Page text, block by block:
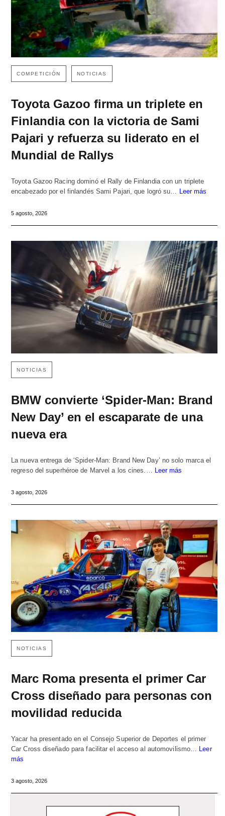
COMPETICIÓN NOTICIAS
Toyota Gazoo firma un triplete en
Finlandia con la victoria de Sami
Pajari y refuerza su liderato en el
Mundial de Rallys
Toyota Gazoo Racing dominó el Rally de Finlandia con un triplete
encabezado por el finlandés Sami Pajari, que logró su… Leer más
5 agosto, 2026
NOTICIAS
BMW convierte ‘Spider-Man: Brand
New Day’ en el escaparate de una
nueva era
La nueva entrega de ‘Spider-Man: Brand New Day’ no solo marca el
regreso del superhéroe de Marvel a los cines.… Leer más
3 agosto, 2026
NOTICIAS
Marc Roma presenta el primer Car
Cross diseñado para personas con
movilidad reducida
Yacar ha presentado en el Consejo Superior de Deportes el primer
Car Cross diseñado para facilitar el acceso al automovilismo…
Leer
más
3 agosto, 2026